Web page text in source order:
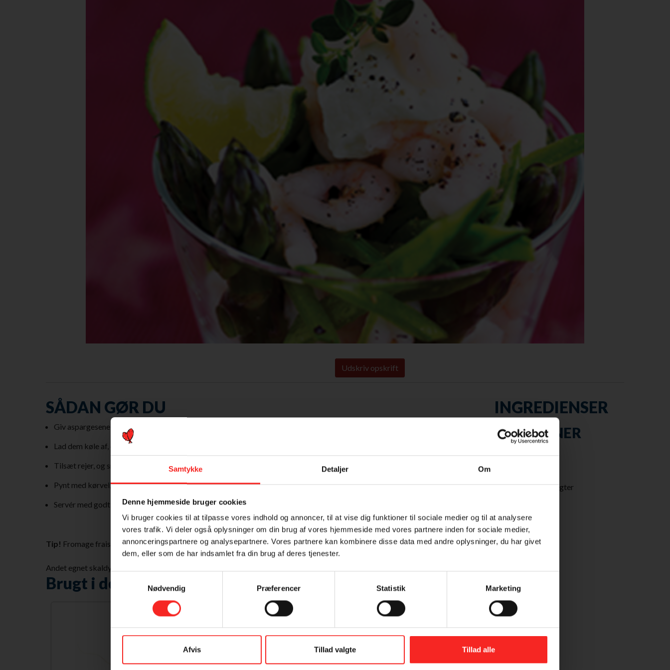
Samtykke Detaljer Om
Denne hjemmeside bruger cookies
Vi bruger cookies til at tilpasse vores indhold og annoncer, til at vise dig funktioner til sociale medier og til at analysere
vores trafik. Vi deler også oplysninger om din brug af vores hjemmeside med vores partnere inden for sociale medier,
annonceringspartnere og analysepartnere. Vores partnere kan kombinere disse data med andre oplysninger, du har givet
dem, eller som de har indsamlet fra din brug af deres tjenester.
Nødvendig
Præferencer Statistik Marketing
Afvis Tillad valgte Tillad alle
Udskriv opskrift
SÅDAN GØR DU
Giv aspargesene et kort opkog.
Lad dem køle af, og skær dem i 2-3 cm lange stykker.
Tilsæt rejer, og smag til med limesaft, salt og peber.
Pynt med kørvel, lime og fromage frais, smagt til med salt, peper og lime.
Servér med godt brød.
Tip! Fromage frais kan erstattes af creme fraiche.
Andet egnet skaldyr: Krabbe.
Brugt i denne ret
INGREDIENSER
4 PERSONER
saften fra 2 limefrugter
et lækkert brød
Samtykke (GDPR) ?